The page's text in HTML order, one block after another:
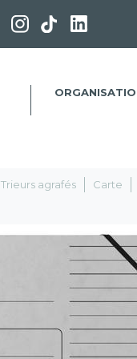
Trieurs agrafés Carte